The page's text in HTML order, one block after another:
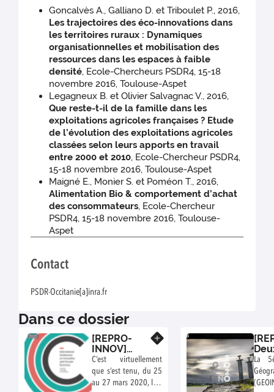
Goncalvès A., Galliano D. et Triboulet P., 2016,
Les trajectoires des éco-innovations dans
les territoires ruraux : Dynamiques
organisationnelles et mobilisation des
ressources dans les espaces à faible
densité, Ecole-Chercheurs PSDR4, 15-18
novembre 2016, Toulouse-Aspet
Legagneux B. et Olivier Salvagnac V., 2016,
Que reste-t-il de la famille dans les
exploitations agricoles françaises ? Etude
de l’évolution des exploitations agricoles
classées selon leurs apports en travail
entre 2000 et 2010, Ecole-Chercheur PSDR4,
15-18 novembre 2016, Toulouse-Aspet
Maigné E., Monier S. et Poméon T., 2016,
Alimentation Bio & comportement d’achat
des consommateurs, Ecole-Chercheur
PSDR4, 15-18 novembre 2016, Toulouse-
Aspet
Contact
PSDR-Occitanie[a]inra.fr
Dans ce dossier
[REPRO-
INNOV]
C'est le
printemps...
de
C’est virtuellement
que s’est tenu, du 25
au 27 mars 2020, le «
La